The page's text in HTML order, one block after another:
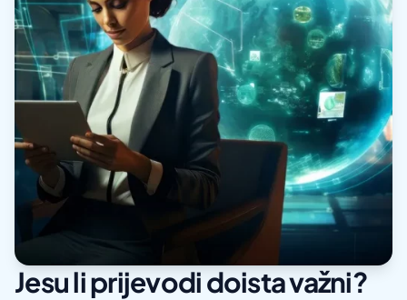
Jesu li prijevodi doista važni?